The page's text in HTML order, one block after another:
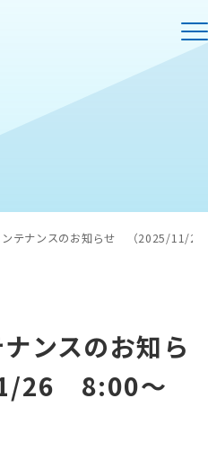
ンテナンスのお知らせ （2025/11/
ンスのお知ら
26 8:00～